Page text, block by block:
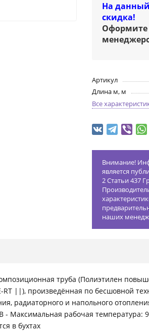
На
скидка!
Оформите
Артикул
Длина м, м
Все
Внимание!
является
2 Статьи 437
наших
труба (Полиэтилен
||), произведённая по бесшовной
радиаторного и напольного
- Максимальная рабочая температура:
в бухтах